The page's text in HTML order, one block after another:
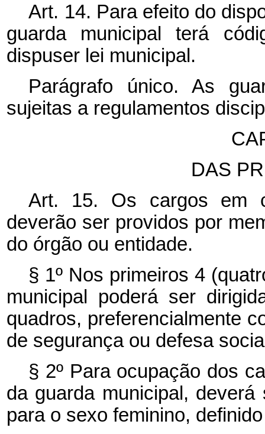
Art. 14. Para efeito do
guarda municipal terá
dispuser lei municipal.
Parágrafo único. As
sujeitas a regulamentos
DAS
Art. 15. Os cargos em
deverão ser providos por
do órgão ou entidade.
§ 1º Nos primeiros 4
municipal poderá ser
quadros, preferencialmente
de segurança ou defesa
§ 2º Para ocupação dos
da guarda municipal,
para o sexo feminino,